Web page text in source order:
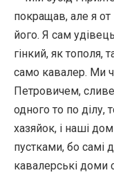
покращав, але я
його. Я сам
гінкий, як тополя,
само кавалер. Ми
Петровичем,
одного то по ділу,
хазяйок, і наші
пустками, бо самі
кавалерські доми